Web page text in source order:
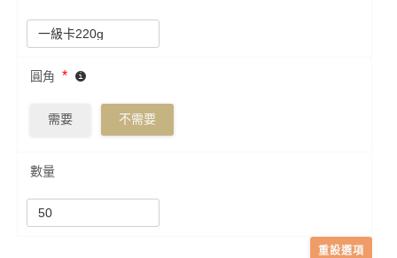
圓角 *
需要 不需要
數量
重設選項